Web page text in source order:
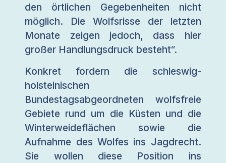
den örtlichen Gegebenheiten nicht
möglich. Die Wolfsrisse der letzten
Monate zeigen jedoch, dass hier
großer Handlungsdruck besteht“.
Konkret fordern die schleswig-
holsteinischen
Bundestagsabgeordneten wolfsfreie
Gebiete rund um die Küsten und die
Winterweideflächen sowie die
Aufnahme des Wolfes ins Jagdrecht.
Sie wollen diese Position ins